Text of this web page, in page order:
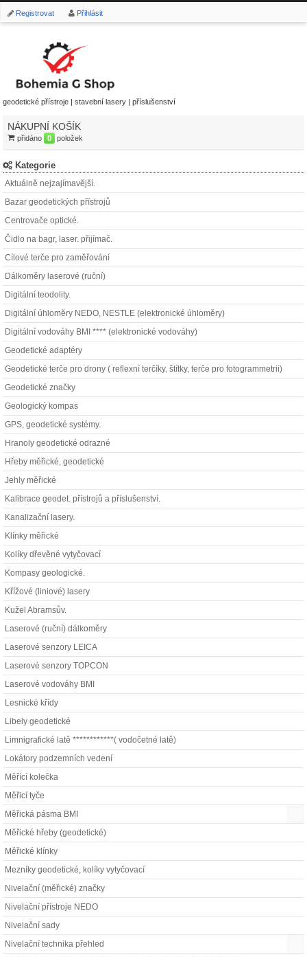
Registrovat Přihlásit
geodetické přístroje | stavební lasery | příslušenství
NÁKUPNÍ KOŠÍK
přidáno 0 položek
Kategorie
Aktuálně nejzajímavější.
Bazar geodetických přístrojů
Centrovače optické.
Čidlo na bagr, laser. přijímač.
Cílové terče pro zaměřování
Dálkoměry laserové (ruční)
Digitální teodolity.
Digitální úhloměry NEDO, NESTLE (elektronické úhloměry)
Digitální vodováhy BMI **** (elektronické vodováhy)
Geodetické adaptéry
Geodetické terče pro drony ( reflexní terčíky, štítky, terče pro fotogrammetrii)
Geodetické značky
Geologický kompas
GPS, geodetické systémy.
Hranoly geodetické odrazné
Hřeby měřické, geodetické
Jehly měřické
Kalibrace geodet. přístrojů a příslušenství.
Kanalizační lasery.
Klínky měřické
Kolíky dřevěné vytyčovací
Kompasy geologické.
Křížové (liniové) lasery
Kužel Abramsův.
Laserové (ruční) dálkoměry
Laserové senzory LEICA
Laserové senzory TOPCON
Laserové vodováhy BMI
Lesnické křídy
Libely geodetické
Limnigrafické latě ************( vodočetné latě)
Lokátory podzemních vedení
Měřící kolečka
Měřicí tyče
Měřická pásma BMI
Měřické hřeby (geodetické)
Měřické klínky
Mezníky geodetické, kolíky vytyčovací
Nivelační (měřické) značky
Nivelační přístroje NEDO
Nivelační sady
Nivelační technika přehled